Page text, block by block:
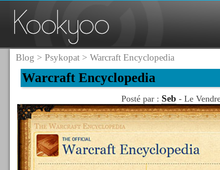
Blog > Psykopat> Warcraft Encyclopedia
Warcraft Encyclopedia
Posté par : Seb - Le